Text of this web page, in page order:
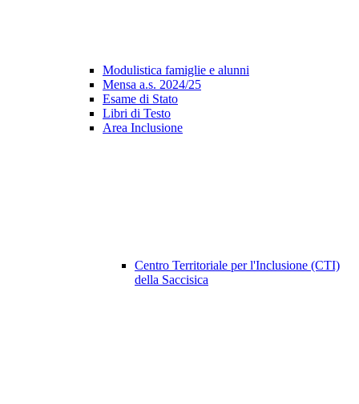
Modulistica famiglie e alunni
Mensa a.s. 2024/25
Esame di Stato
Libri di Testo
Area Inclusione
Centro Territoriale per l'Inclusione (CTI)
della Saccisica